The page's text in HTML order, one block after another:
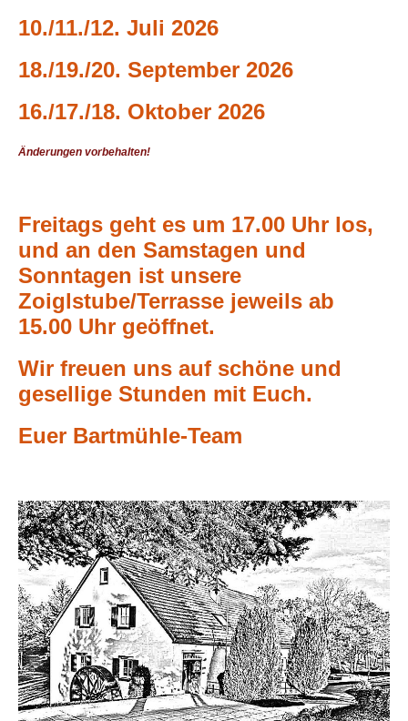
10./11./12. Juli 2026
18./19./20. September 2026
16./17./18. Oktober 2026
Änderungen vorbehalten!
Freitags geht es um 17.00 Uhr los,
und an den Samstagen und
Sonntagen ist unsere
Zoiglstube/Terrasse jeweils ab
15.00 Uhr geöffnet.
Wir freuen uns auf schöne und
gesellige Stunden mit Euch.
Euer Bartmühle-Team